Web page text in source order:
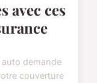
avec ces
demande
couverture